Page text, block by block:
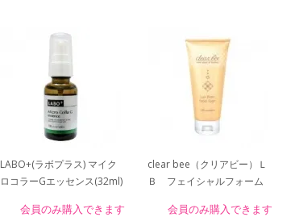
LABO+(ラボプラス) マイク
ロコラーGエッセンス(32ml)
会員のみ購入できます
clear bee（クリアビー）Ｌ
Ｂ フェイシャルフォーム
会員のみ購入できます